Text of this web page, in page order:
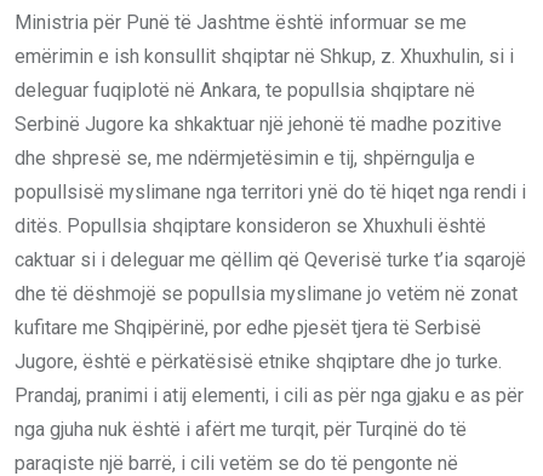
Ministria për Punë të Jashtme është informuar se me
emërimin e ish konsullit shqiptar në Shkup, z. Xhuxhulin, si i
deleguar fuqiplotë në Ankara, te popullsia shqiptare në
Serbinë Jugore ka shkaktuar një jehonë të madhe pozitive
dhe shpresë se, me ndërmjetësimin e tij, shpërngulja e
popullsisë myslimane nga territori ynë do të hiqet nga rendi i
ditës. Popullsia shqiptare konsideron se Xhuxhuli është
caktuar si i deleguar me qëllim që Qeverisë turke t’ia sqarojë
dhe të dëshmojë se popullsia myslimane jo vetëm në zonat
kufitare me Shqipërinë, por edhe pjesët tjera të Serbisë
Jugore, është e përkatësisë etnike shqiptare dhe jo turke.
Prandaj, pranimi i atij elementi, i cili as për nga gjaku e as për
nga gjuha nuk është i afërt me turqit, për Turqinë do të
paraqiste një barrë, i cili vetëm se do të pengonte në